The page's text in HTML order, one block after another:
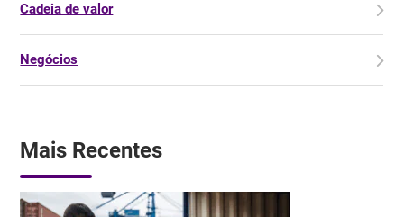
Cadeia de valor
Negócios
Mais Recentes